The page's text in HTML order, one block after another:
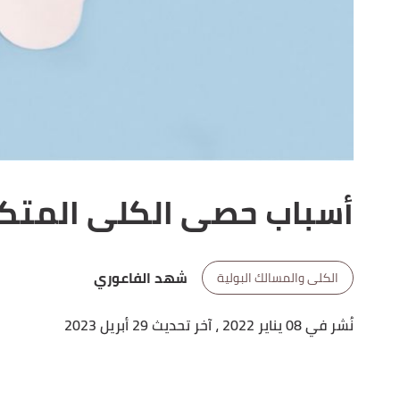
أسباب حصى الكلى
الكلى والمسالك البولية
شهد الفاعوري
نُشر في 08 يناير 2022
، آخر تحديث 29 أبريل 2023